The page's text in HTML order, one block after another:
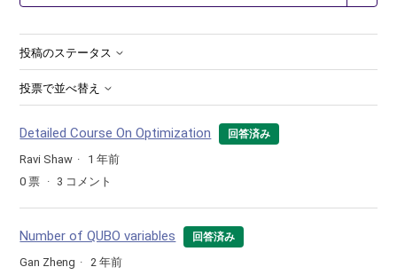
投稿のステータス
投票で並べ替え
Detailed Course On Optimization 回答済み
Ravi Shaw
1 年前
0 票 3 コメント
Number of QUBO variables 回答済み
Gan Zheng
2 年前